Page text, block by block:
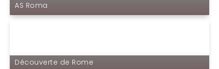
AS Roma
Découverte de Rome